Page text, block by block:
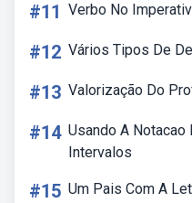
#11 Verbo No
#12 Vários Tipos De
#13 Valorização Do
#14 Usando A Notacao
Intervalos
#15 Um Pais Com A